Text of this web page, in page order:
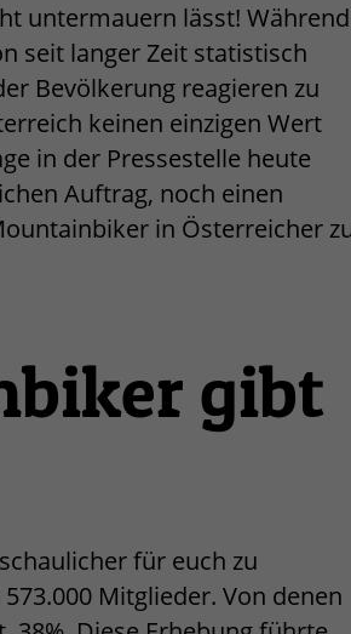
untermauern lässt! Während
seit langer Zeit statistisch
Bevölkerung reagieren zu
keinen einzigen Wert
in der Pressestelle heute
Auftrag, noch einen
in Österreicher
gibt
für euch zu
Mitglieder. Von denen